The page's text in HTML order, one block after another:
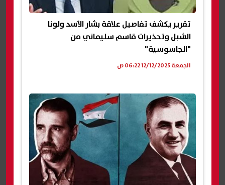
تقرير يكشف تفاصيل علاقة بشار الأسد ولونا
الشبل وتحذيرات قاسم سليماني من
"الجاسوسية"
الجمعة 12/12/2025 06:22 ص